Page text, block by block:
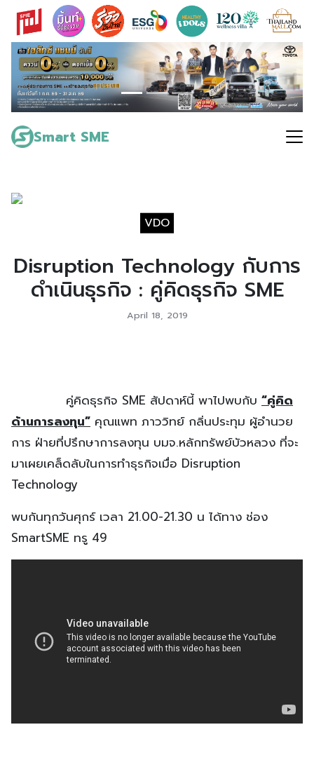
Skip
content
Smart SME
Search
for:
VDO
Disruption Technology กับการ
ดำเนินธุรกิจ : คู่คิดธุรกิจ SME
April 18, 2019
คู่คิดธุรกิจ SME สัปดาห์นี้ พาไปพบกับ “คู่คิด
ด้านการลงทุน” คุณแพท ภาววิทย์ กลิ่นประทุม ผู้อำนวย
การ ฝ่ายที่ปรึกษาการลงทุน บมจ.หลักทรัพย์บัวหลวง ที่จะ
มาเผยเคล็ดลับในการทำธุรกิจเมื่อ Disruption
Technology
พบกันทุกวันศุกร์ เวลา 21.00-21.30 น ได้ทาง ช่อง
SmartSME ทรู 49